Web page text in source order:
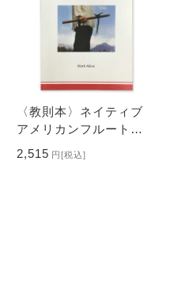
〈教則本〉ネイティブ
アメリカンフルートの
すすめ
2,515 円 [税込]